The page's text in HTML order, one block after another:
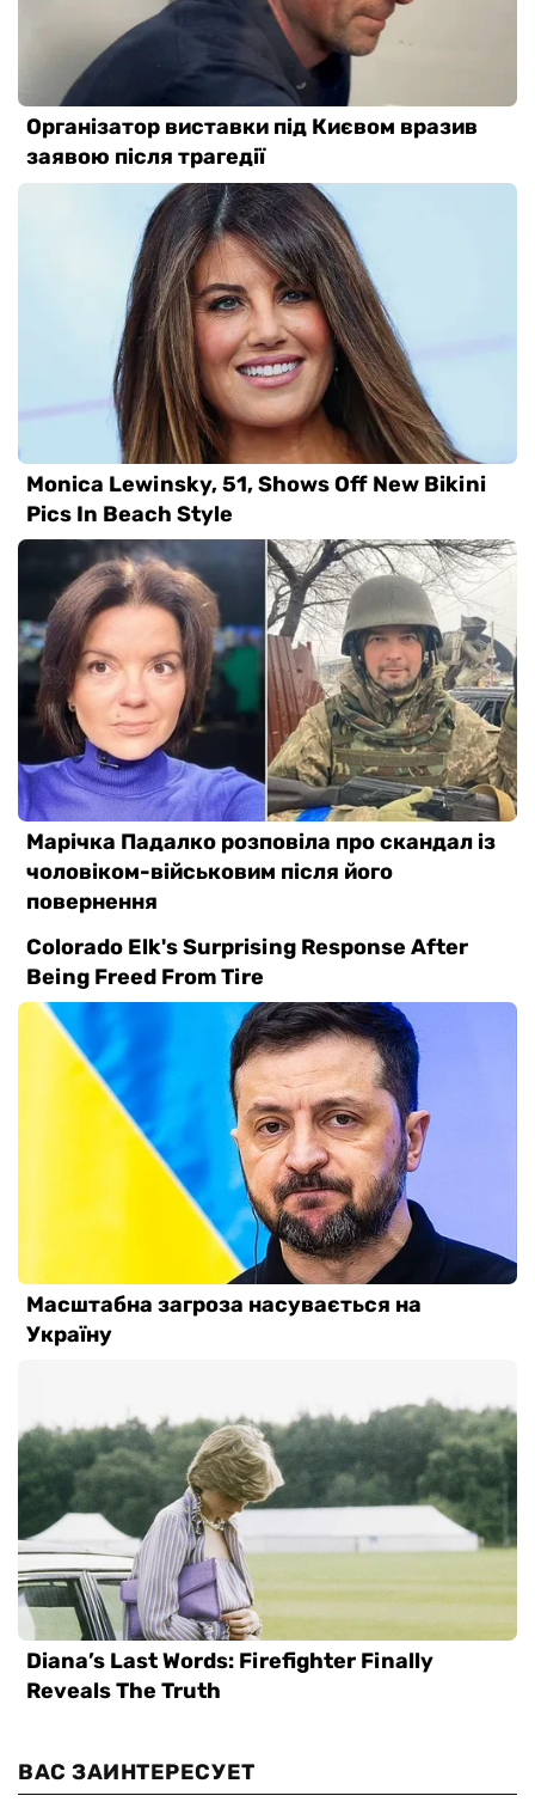
ВАС ЗАИНТЕРЕСУЕТ